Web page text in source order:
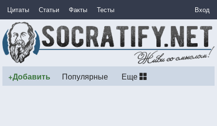
Цитаты Статьи Факты Тесты Вход
+Добавить Популярные Еще